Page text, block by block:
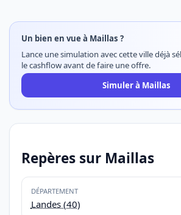
Un bien en vue à Maillas ?
Lance une simulation avec cette ville déjà
le cashflow avant de faire une offre.
Simuler à Maillas
Repères sur Maillas
DÉPARTEMENT
Landes (40)